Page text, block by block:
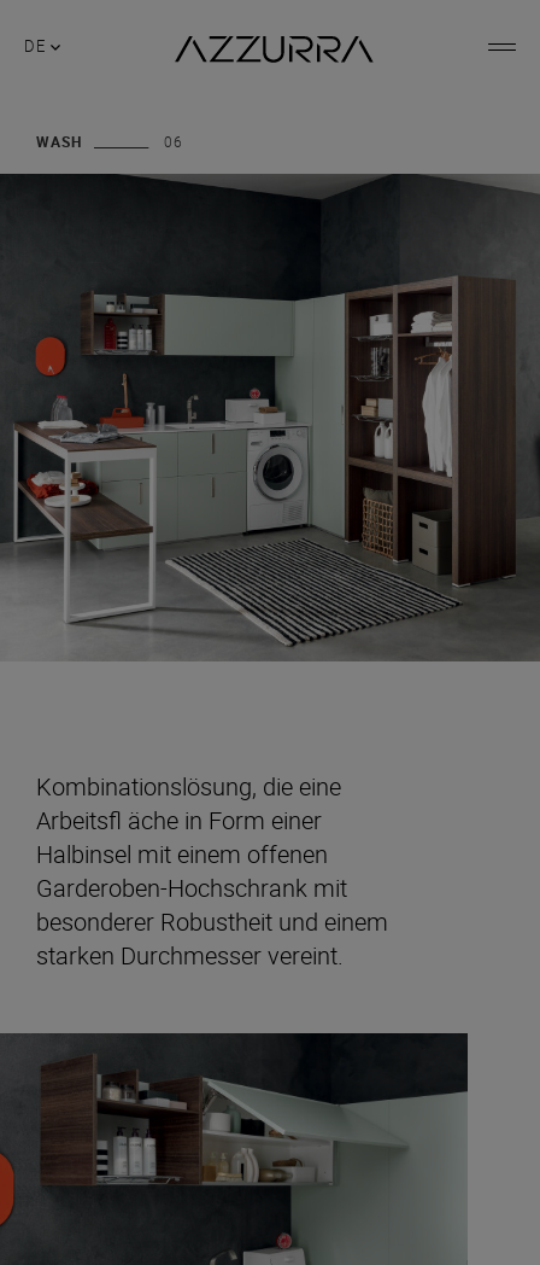
DE
WASH 06
Kombinationslösung, die eine
Arbeitsfl äche in Form einer
Halbinsel mit einem offenen
Garderoben-Hochschrank mit
besonderer Robustheit und einem
starken Durchmesser vereint.